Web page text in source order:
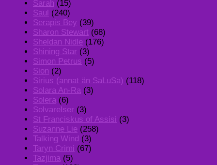
Sarah (15)
Saul (240)
Serapis Bey (39)
Sharon Stewart (68)
Sheldan Nidle (176)
Shining Star (3)
Simon Petrus (5)
Sion (2)
Sirius (annat än SaLuSa) (118)
Solara An-Ra (3)
Solera (6)
Solvarelser (3)
St Franciskus of Assisi (3)
Suzanne Lie (258)
Talking Wind (3)
Taryn Crimi (67)
Tazjima (5)